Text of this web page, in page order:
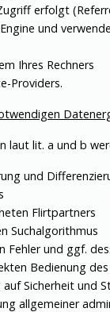
erfolgt
und
Ihres Rechners
Providers.
laut lit. a und b
und
Flirtpartners
Suchalgorithmus
Fehler und ggf.
Bedienung
Sicherheit und
allgemeiner